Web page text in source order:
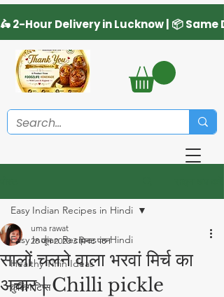
Easy Indian Recipes in Hindi
Healthy Tiffin Ideas
कुकिंग टिप्स
Easy Indian Recipes in Hindi
सालों चलने वाला भरवां मिर्च का
अचार | Chilli pickle
uma rawat
28 जून 2020 3 मिनट पठन